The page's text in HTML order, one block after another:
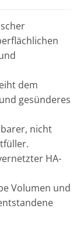
dem
gesünderes
nicht
HA-
Volumen und